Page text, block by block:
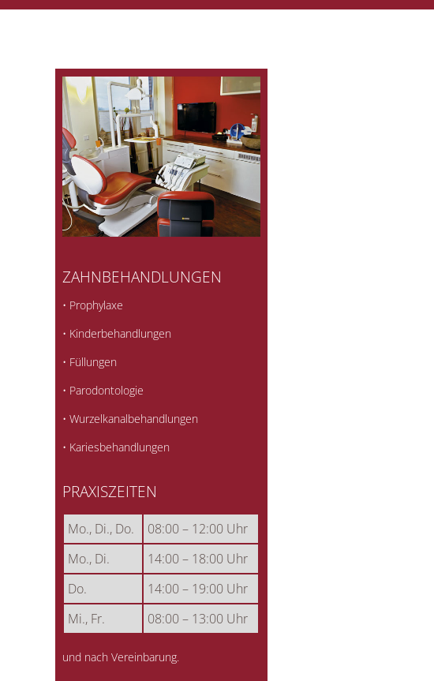
ZAHNBEHANDLUNGEN
• Prophylaxe
• Kinderbehandlungen
• Füllungen
• Parodontologie
• Wurzelkanalbehandlungen
• Kariesbehandlungen
PRAXISZEITEN
Mo., Di., Do.
08:00 – 12:00 Uhr
Mo., Di.
14:00 – 18:00 Uhr
Do.
14:00 – 19:00 Uhr
Mi., Fr.
08:00 – 13:00 Uhr
und nach Vereinbarung.